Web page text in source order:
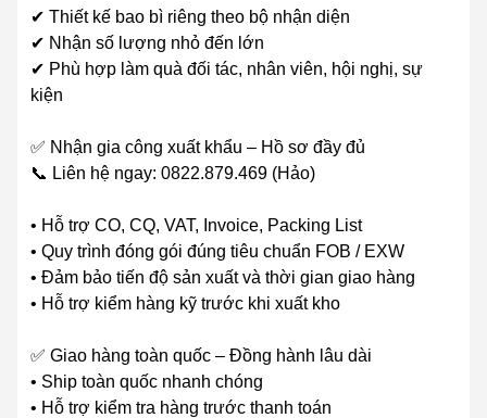
✔ Thiết kế bao bì riêng theo bộ nhận diện
✔ Nhận số lượng nhỏ đến lớn
✔ Phù hợp làm quà đối tác, nhân viên, hội nghị, sự
kiện
✅ Nhận gia công xuất khẩu – Hồ sơ đầy đủ
📞 Liên hệ ngay: 0822.879.469 (Hảo)
• Hỗ trợ CO, CQ, VAT, Invoice, Packing List
• Quy trình đóng gói đúng tiêu chuẩn FOB / EXW
• Đảm bảo tiến độ sản xuất và thời gian giao hàng
• Hỗ trợ kiểm hàng kỹ trước khi xuất kho
✅ Giao hàng toàn quốc – Đồng hành lâu dài
• Ship toàn quốc nhanh chóng
• Hỗ trợ kiểm tra hàng trước thanh toán